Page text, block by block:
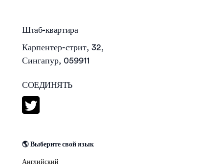
Штаб-квартира
Карпентер-стрит, 32,
Сингапур, 059911
СОЕДИНЯТЬ
🌎 Выберите свой язык
Английский